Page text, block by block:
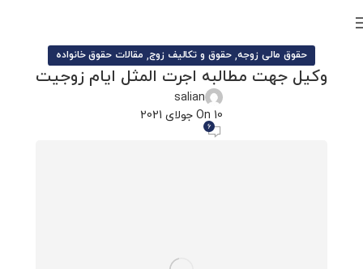
حقوق مالی زوجه,حقوق و تکالیف زوج, مقالات حقوق خانواده
وکیل جهت مطالبه اجرت المثل ایام زوجیت
salian
On 10 جولای 2021
6